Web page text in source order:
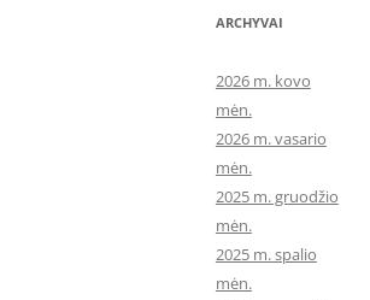
ARCHYVAI
2026 m. kovo
mėn.
2026 m. vasario
mėn.
2025 m. gruodžio
mėn.
2025 m. spalio
mėn.